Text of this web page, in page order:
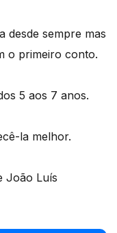
desde sempre mas
o primeiro conto.
5 aos 7 anos.
la melhor.
João Luís